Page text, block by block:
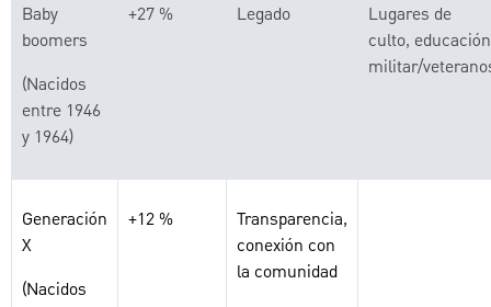
Baby
boomers
(Nacidos
entre 1946
y 1964)
+27 % Legado
Lugares de
culto,
militar/
Generación
X
(Nacidos
+12 %
Transparencia,
conexión con
la comunidad